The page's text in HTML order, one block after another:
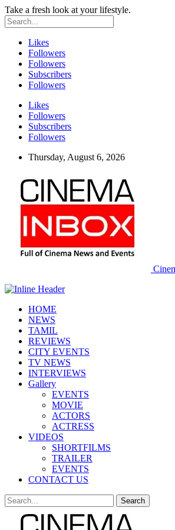
Take a fresh look at your lifestyle.
Likes
Followers
Followers
Subscribers
Followers
Likes
Followers
Subscribers
Followers
Thursday, August 6, 2026
HOME
NEWS
TAMIL
REVIEWS
CITY EVENTS
TV NEWS
INTERVIEWS
Gallery
EVENTS
MOVIE
ACTORS
ACTRESS
VIDEOS
SHORTFILMS
TRAILER
EVENTS
CONTACT US